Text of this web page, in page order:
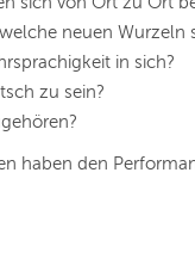
neuen Wurzeln
in sich?
zu sein?
haben den